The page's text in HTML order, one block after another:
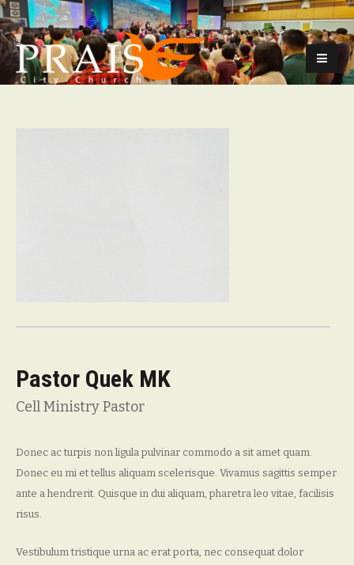
Pastor Quek MK
Cell Ministry Pastor
Donec ac turpis non ligula pulvinar commodo a sit amet quam.
Donec eu mi et tellus aliquam scelerisque. Vivamus sagittis semper
ante a hendrerit. Quisque in dui aliquam, pharetra leo vitae, facilisis
risus.
Vestibulum tristique urna ac erat porta, nec consequat dolor